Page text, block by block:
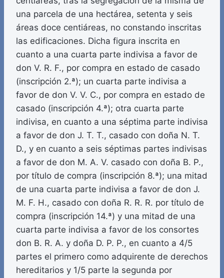
una parcela de una hectárea, setenta y seis
áreas doce centiáreas, no constando inscritas
las edificaciones. Dicha figura inscrita en
cuanto a una cuarta parte indivisa a favor de
don V. R. F., por compra en estado de casado
(inscripción 2.ª); un cuarta parte indivisa a
favor de don V. V. C., por compra en estado de
casado (inscripción 4.ª); otra cuarta parte
indivisa, en cuanto a una séptima parte indivisa
a favor de don J. T. T., casado con doña N. T.
D., y en cuanto a seis séptimas partes indivisas
a favor de don M. A. V. casado con doña B. P.,
por título de compra (inscripción 8.ª); una mitad
de una cuarta parte indivisa a favor de don J.
M. F. H., casado con doña R. R. R. por título de
compra (inscripción 14.ª) y una mitad de una
cuarta parte indivisa a favor de los consortes
don B. R. A. y doña D. P. P., en cuanto a 4/5
partes el primero como adquirente de derechos
hereditarios y 1/5 parte la segunda por